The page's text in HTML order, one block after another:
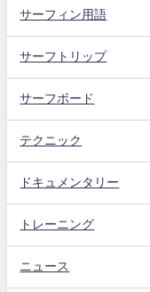
サーフィン用語
サーフトリップ
サーフボード
テクニック
ドキュメンタリー
トレーニング
ニュース